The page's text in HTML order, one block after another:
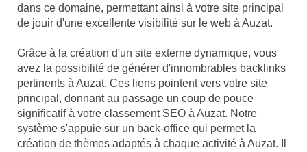
dans ce domaine, permettant ainsi à votre site principal
de jouir d'une excellente visibilité sur le web à Auzat.
Grâce à la création d'un site externe dynamique, vous
avez la possibilité de générer d'innombrables backlinks
pertinents à Auzat. Ces liens pointent vers votre site
principal, donnant au passage un coup de pouce
significatif à votre classement SEO à Auzat. Notre
système s'appuie sur un back-office qui permet la
création de thèmes adaptés à chaque activité à Auzat. Il